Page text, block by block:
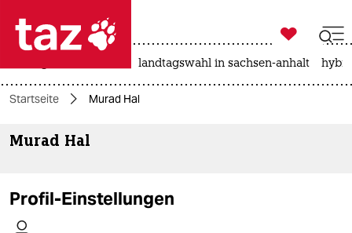
 taz zahl ich
taz zahl ich
themen

taz zahl ich
landtagswahl in sachsen-anhalt
Startseite Murad Hal
Murad Hal
Profil-Einstellungen